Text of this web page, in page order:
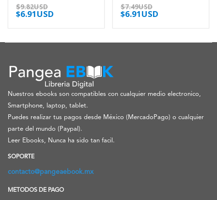
0out of 5
$9.82USD
$6.91USD
0out of 5
$7.49USD
$6.91USD
Nuestros ebooks son compatibles con cualquier medio electronico,
Smartphone, laptop, tablet.
Puedes realizar tus pagos desde México (MercadoPago) o cualquier
parte del mundo (Paypal).
Leer Ebooks, Nunca ha sido tan facil.
SOPORTE
contacto@pangeaebook.mx
METODOS DE PAGO